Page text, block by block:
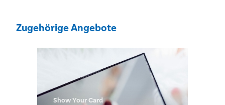
Zugehörige Angebote
Show Your Card